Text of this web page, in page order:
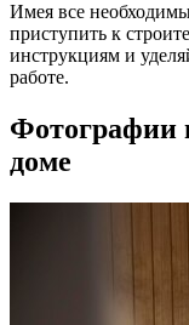
Имея все
приступить к
инструкциям и
работе.
Фотографии
доме